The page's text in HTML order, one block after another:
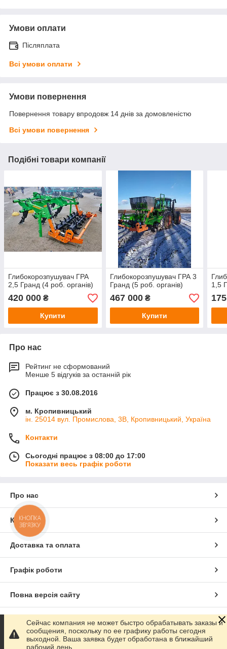
Умови оплати
Післяплата
Всі умови оплати
Умови повернення
Повернення товару впродовж 14 днів за домовленістю
Всі умови повернення
Подібні товари компанії
Глибокорозпушувач ГРА
2,5 Гранд (4 роб. органів)
420 000 ₴
Купити
Глибокорозпушувач ГРА 3
Гранд (5 роб. органів)
467 000₴
Купити
1,5
Про нас
Рейтинг не сформований
Менше 5 відгуків за останній рік
Працює з 30.08.2016
м. Кропивницький
ін. 25014 вул. Промислова, 3В, Кропивницький, Україна
Контакти
Сьогодні працює з 08:00 до 17:00
Показати весь графік роботи
Про нас
Контакти
Доставка та оплата
Графік роботи
Повна версія сайту
Сайт створено на маркетплейсі Prom.ua
Політика конфіденційності
Сейчас компания не может быстро обрабатывать заказы и
сообщения, поскольку по ее графику работы сегодня
выходной. Ваша заявка будет обработана в ближайший
рабочий день.
КНОПКА
ЗВ'ЯЗКУ